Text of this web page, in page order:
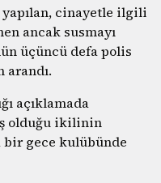
yapılan, cinayetle ilgili
ancak susmayı
üçüncü defa polis
açıklamada
olduğu ikilinin
bir gece kulübünde